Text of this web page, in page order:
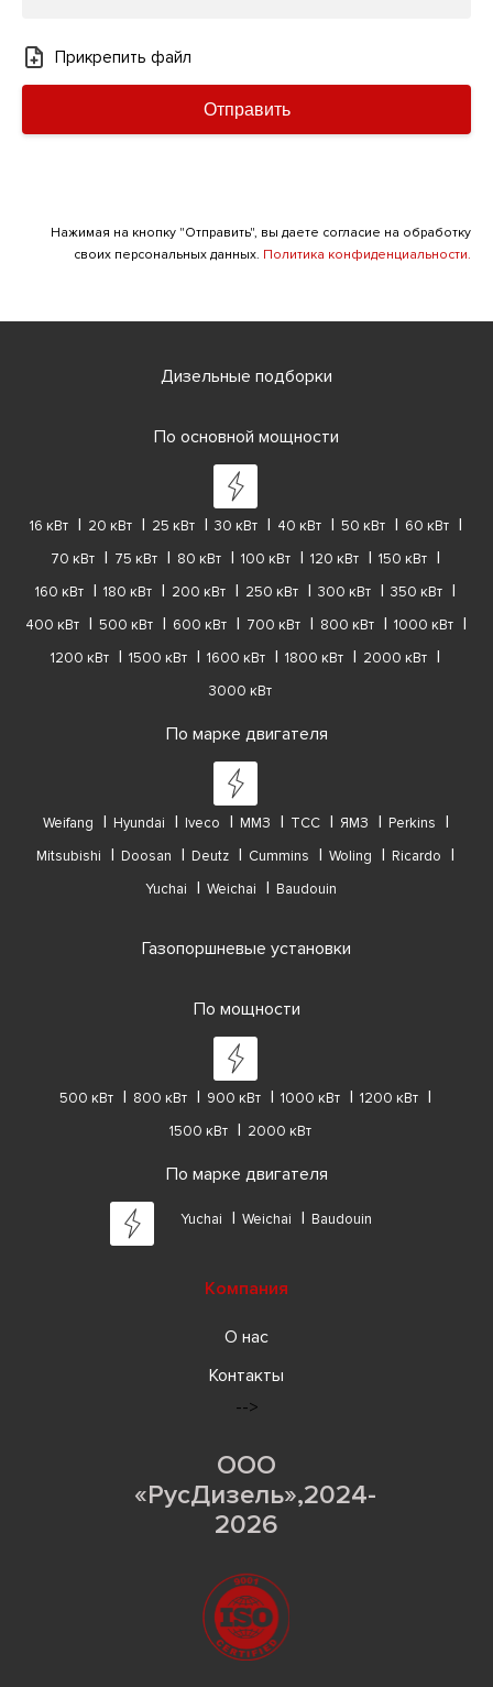
Прикрепить файл
Отправить
Нажимая на кнопку "Отправить", вы даете согласие на обработку
своих персональных данных. Политика конфиденциальности.
Дизельные подборки
По основной мощности
16 кВт 20 кВт 25 кВт 30 кВт 40 кВт 50 кВт
60 кВт
70 кВт
75 кВт 80 кВт 100 кВт 120 кВт
150 кВт
160 кВт
180 кВт 200 кВт 250 кВт 300 кВт
350 кВт
400 кВт
500 кВт 600 кВт 700 кВт 800 кВт
1000 кВт
1200 кВт
1500 кВт 1600 кВт 1800 кВт
2000 кВт
3000 кВт
По марке двигателя
Weifang Hyundai Iveco ММЗ ТСС ЯМЗ
Perkins
Mitsubishi
Doosan Deutz Cummins Woling
Ricardo
Yuchai
Weichai Baudouin
Газопоршневые установки
По мощности
500 кВт 800 кВт 900 кВт 1000 кВт
1200 кВт
1500 кВт
2000 кВт
По марке двигателя
Yuchai Weichai Baudouin
Компания
О нас
Контакты
-->
ООО
«РусДизель»,2024-
2026